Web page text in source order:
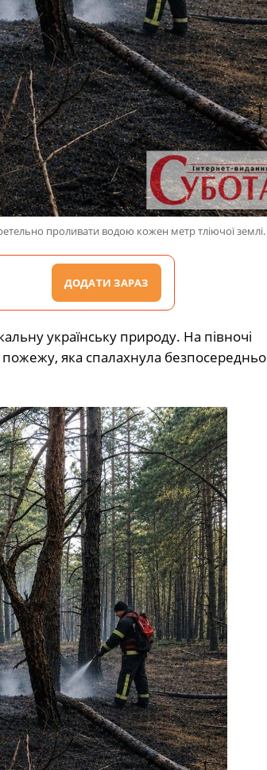
проливати водою кожен метр тліючої землі.
ДОДАТИ ЗАРАЗ
українську природу. На півночі
пожежу, яка спалахнула безпосередньо